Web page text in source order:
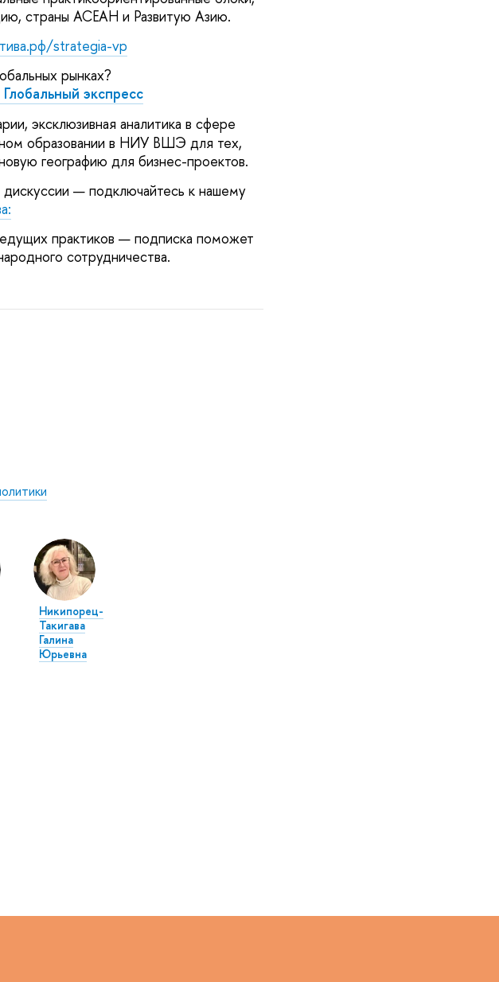
страны АСЕАН и Развитую Азию.
strategia-vp
рынках?
экспресс
эксклюзивная аналитика в сфере
образовании в НИУ ВШЭ для тех,
географию для бизнес-проектов.
— подключайтесь к нашему
практиков — подписка поможет
сотрудничества.
Никипорец-
Такигава
Галина
Юрьевна